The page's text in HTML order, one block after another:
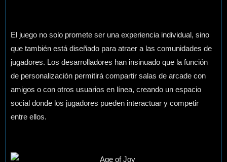
El juego no solo promete ser una experiencia individual, sino
que también está diseñado para atraer a las comunidades de
jugadores. Los desarrolladores han insinuado que la función
de personalización permitirá compartir salas de arcade con
amigos o con otros usuarios en línea, creando un espacio
social donde los jugadores pueden interactuar y competir
entre ellos.